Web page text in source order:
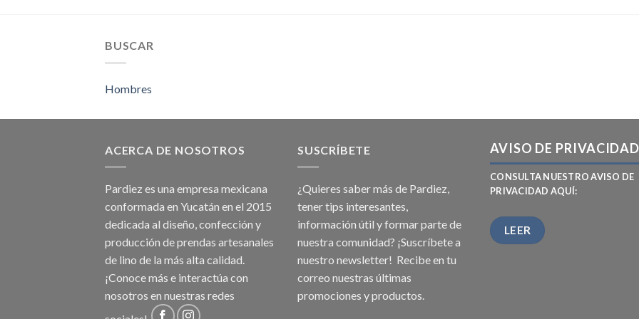
BUSCAR
Hombres
ACERCA DE NOSOTROS
Pardiez es una empresa mexicana
conformada en Yucatán en el 2015
dedicada al diseño, confección y
producción de prendas artesanales
de lino de la más alta calidad.
¡Conoce más e interactúa con
nosotros en nuestras redes
SUSCRÍBETE
¿Quieres saber más de Pardiez,
tener tips interesantes,
información útil y formar parte de
nuestra comunidad? ¡Suscríbete a
nuestro newsletter! Recibe en tu
correo nuestras últimas
promociones y productos.
AVISO DE
CONSULTA NUESTRO AVISO DE
PRIVACIDAD AQUÍ:
LEER